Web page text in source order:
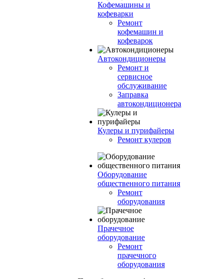
Кофемашины и
кофеварки
Ремонт
кофемашин и
кофеварок
Автокондиционеры
Ремонт и
сервисное
обслуживание
Заправка
автокондиционера
Кулеры и пурифайеры
Ремонт кулеров
Оборудование
общественного питания
Ремонт
оборудования
Прачечное
оборудование
Ремонт
прачечного
оборудования